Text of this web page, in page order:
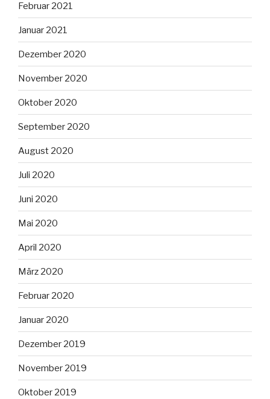
Februar 2021
Januar 2021
Dezember 2020
November 2020
Oktober 2020
September 2020
August 2020
Juli 2020
Juni 2020
Mai 2020
April 2020
März 2020
Februar 2020
Januar 2020
Dezember 2019
November 2019
Oktober 2019